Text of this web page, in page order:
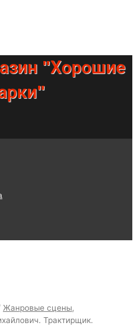
"Хорошие
Жанровые сцены,
Трактирщик.